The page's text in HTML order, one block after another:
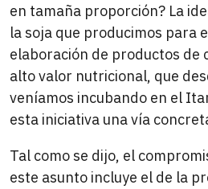
en tamaña proporción? La
la soja que producimos para
elaboración de productos de
alto valor nutricional, que
veníamos incubando en el
esta iniciativa una vía
Tal como se dijo, el
este asunto incluye el de la